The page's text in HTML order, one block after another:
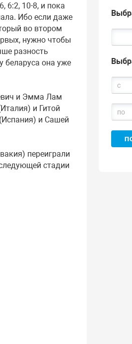
6:2, 10-8, и пока
Ибо если даже
во втором
нужно чтобы
разность
беларуса она уже
и Эмма Лам
и Гитой
и Сашей
переиграли
стадии